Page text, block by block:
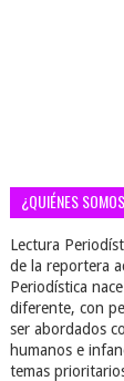
¿QUIÉNES
Lectura
de la reportera
Periodística
diferente, con
ser abordados
humanos e
temas